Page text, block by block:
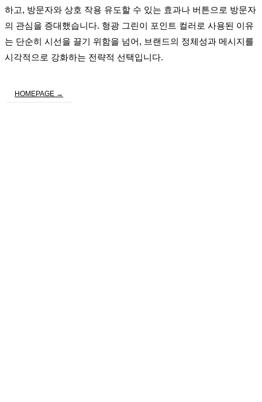
하고, 방문자와 상호 작용 유도할 수 있는 효과나 버튼으로 방문자
의 관심을 증대했습니다. 형광 그린이 포인트 컬러로 사용된 이유
는 단순히 시선을 끌기 위함을 넘어, 브랜드의 정체성과 메시지를
시각적으로 강화하는 전략적 선택입니다.
HOMEPAGE →